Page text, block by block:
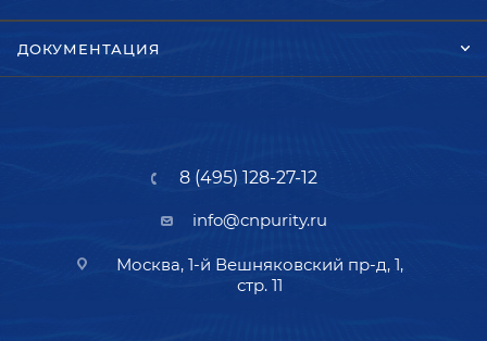
ДОКУМЕНТАЦИЯ
8 (495) 128-27-12
info@cnpurity.ru
Москва, 1-й Вешняковский пр-д, 1,
стр. 11